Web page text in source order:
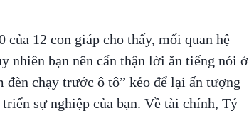
12 con giáp cho thấy, mối quan hệ
nhiên bạn nên cẩn thận lời ăn tiếng nói ở
chạy trước ô tô” kẻo để lại ấn tượng
sự nghiệp của bạn. Về tài chính, Tý